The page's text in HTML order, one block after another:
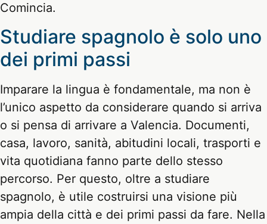
Comincia.
Studiare spagnolo è solo uno
dei primi passi
Imparare la lingua è fondamentale, ma non è
l’unico aspetto da considerare quando si arriva
o si pensa di arrivare a Valencia. Documenti,
casa, lavoro, sanità, abitudini locali, trasporti e
vita quotidiana fanno parte dello stesso
percorso. Per questo, oltre a studiare
spagnolo, è utile costruirsi una visione più
ampia della città e dei primi passi da fare. Nella